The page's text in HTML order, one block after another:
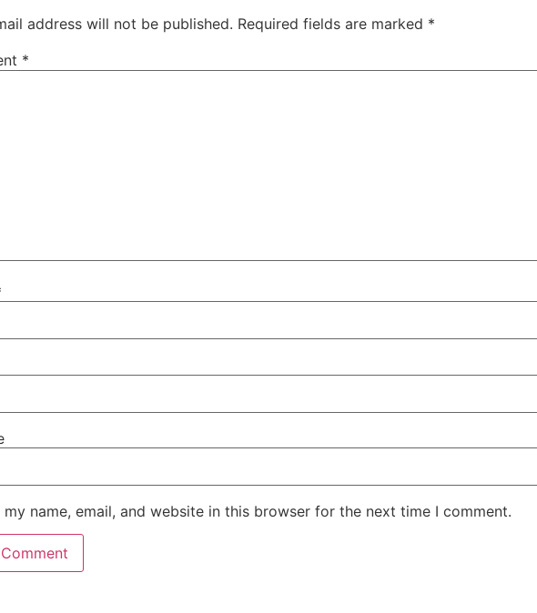
address will not be published. Required fields are marked *
*
my name, email, and website in this browser for the next time I comment.